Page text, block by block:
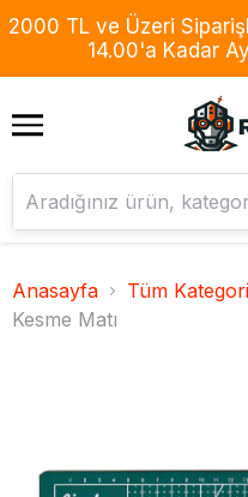
2000 TL ve Üzeri
14.00'a Kadar
Anasayfa Tüm
Kesme Matı